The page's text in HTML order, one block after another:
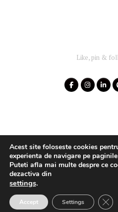
Like, pin &
Acest site foloseste cookies
experienta de navigare pe
Puteti afla mai multe despre ce
dezactiva din
settings.
Accept Settings